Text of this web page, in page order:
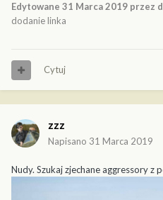
Edytowane 31 Marca 2019 przez
dodanie linka
Cytuj
zzz
Napisano 31 Marca 2019
Nudy. Szukaj zjechane aggressory z